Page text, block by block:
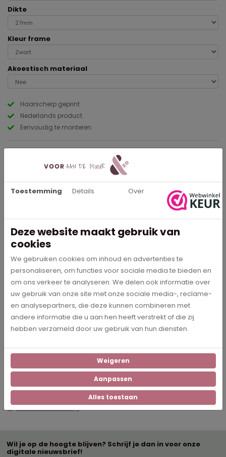
Haarscherp geprint
Nederlands product
Eenvoudig te monteren
Dikte
Kleur frame
Akoestisch materiaal
In een geribde glazen vaas is een indrukwekkend boeket van
tulpen, rozen, irissen, akeleien en koekoeks- bloemen. Een
stilleven met bloemen gemaakt door Balthasar van der Ast. Een
geweldige aanwinst voor de woonkamer, slaapkamer of voor
op kantoor.
Specificaties
Schilder Balthasar van der Ast
27mm-handleiding
Wil je op de hoogte blijven? Schrijf je dan in voor onze
digitale nieuwsbrief!
Toestemming Details Over
Deze website maakt gebruik van
cookies
We gebruiken cookies om inhoud en advertenties te
personaliseren, om functies voor sociale media te bieden en
om ons verkeer te analyseren. We delen ook informatie over
uw gebruik van onze site met onze sociale media-, reclame-
en analysepartners, die deze kunnen combineren met
andere informatie die u aan hen heeft verstrekt of die zij
hebben verzameld door uw gebruik van hun diensten.
Weigeren
Aanpassen
Alles toestaan